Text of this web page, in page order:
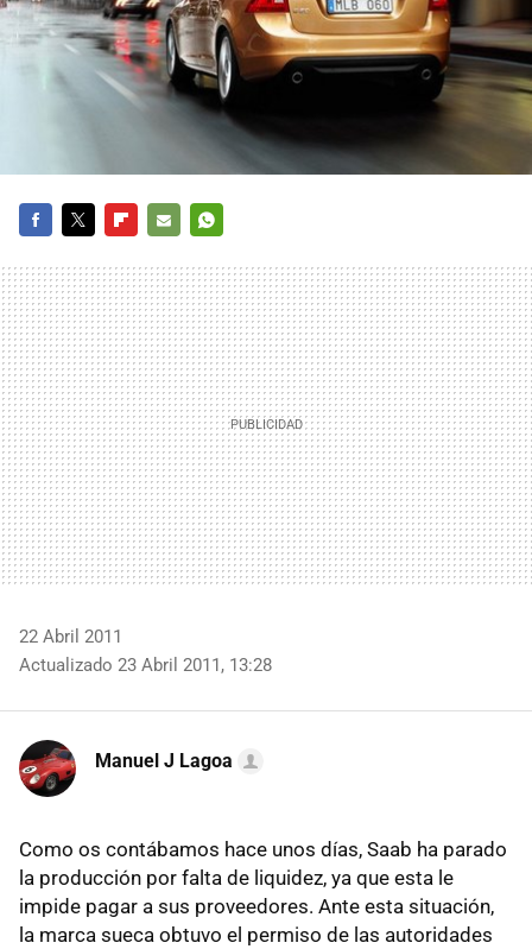
MAIL
22 Abril 2011
Actualizado 23 Abril 2011, 13:28
Manuel J Lagoa
Como os contábamos hace unos días, Saab ha parado
la producción por falta de liquidez, ya que esta le
impide pagar a sus proveedores. Ante esta situación,
la marca sueca obtuvo el permiso de las autoridades